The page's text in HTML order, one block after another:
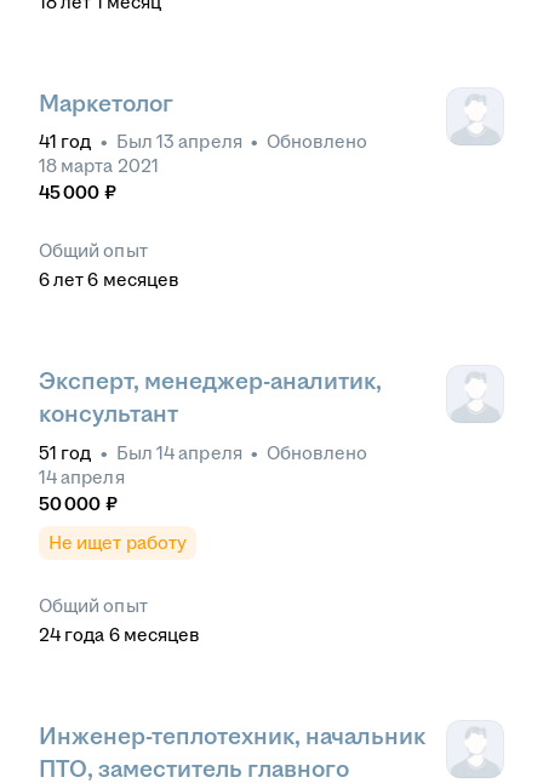
Маркетолог
41 год • Был 13 апреля • Обновлено
18 марта 2021
45 000 ₽
Общий опыт
6лет 6 месяцев
Эксперт, менеджер-аналитик,
консультант
51 год • Был 14 апреля • Обновлено
14 апреля
50 000 ₽
Не ищет работу
Общий опыт
24 года 6 месяцев
Инженер-теплотехник, начальник
ПТО, заместитель главного